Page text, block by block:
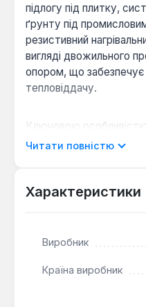
підлогу під плитку,
ґрунту під
резистивний
вигляді двожильного
опором, що забезпечує
тепловіддачу.
Ключовою
технологія HEM-
підвищену надійність
як екрануючу
випромінювання, та
становить 17 Вт/м,
Читати повністю
Характеристики
Виробник
Країна виробник